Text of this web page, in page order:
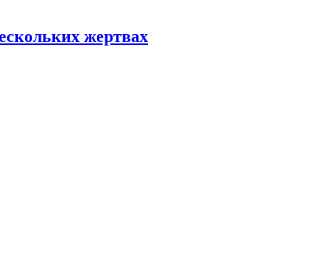
жертвах